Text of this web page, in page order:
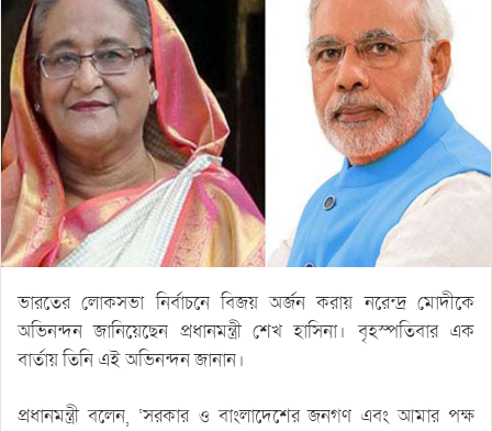
ভারতের লোকসভা নির্বাচনে বিজয় অর্জন করায় নরেন্দ্র মোদীকে
অভিনন্দন জানিয়েছেন প্রধানমন্ত্রী শেখ হাসিনা। বৃহস্পতিবার এক
বার্তায় তিনি এই অভিনন্দন জানান।
প্রধানমন্ত্রী বলেন, ‘সরকার ও বাংলাদেশের জনগণ এবং আমার পক্ষ